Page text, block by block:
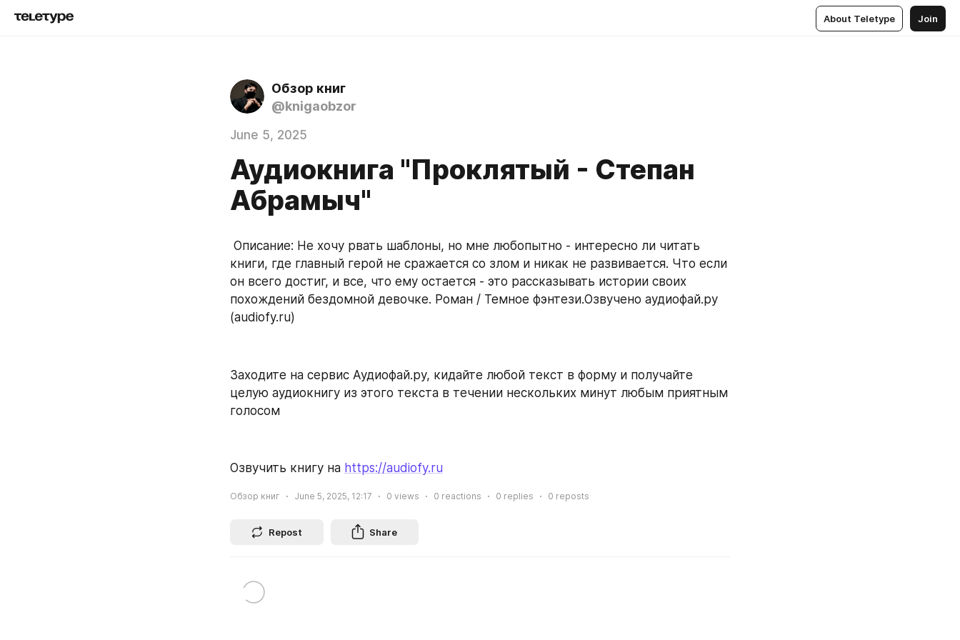
About Teletype Join
Обзор книг
@knigaobzor
June 5, 2025
Аудиокнига "Проклятый - Степан
Абрамыч"
книги, где главный герой не сражается со злом и никак не развивается. Что если
он всего достиг, и все, что ему остается - это рассказывать истории своих
похождений бездомной девочке. Роман / Темное фэнтези.Озвучено аудиофай.ру
(audiofy.ru)
Заходите на сервис Аудиофай.ру, кидайте любой текст в форму и получайте
целую аудиокнигу из этого текста в течении нескольких минут любым приятным
голосом
Озвучить книгу на https://audiofy.ru
Обзор книг June 5, 2025, 12:17 0 views 0 reactions 0 replies 0 reposts
Repost Share